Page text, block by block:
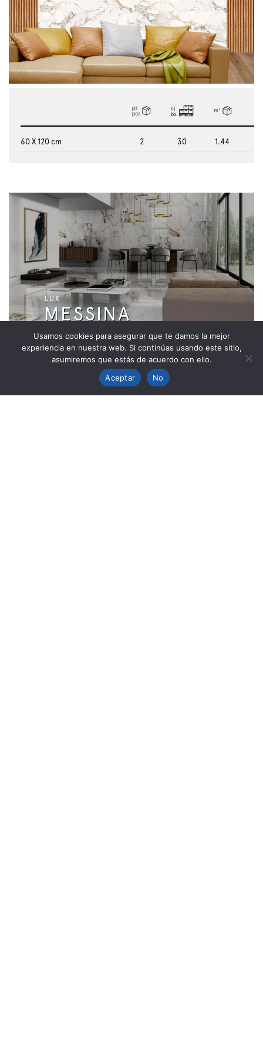
60 X 120 cm 2 30 1.44
MESSINA
LUX
Usamos cookies para asegurar que te damos la mejor
experiencia en nuestra web. Si continúas usando este sitio,
asumiremos que estás de acuerdo con ello.
Aceptar
No